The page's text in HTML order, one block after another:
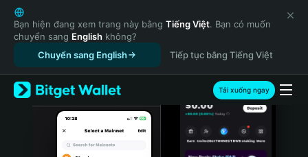
English
日本語
Tiếng Việt
Русский
Español (Latinoamérica)
Türkçe
Italiano
Bạn hiện đang xem trang này bằng Tiếng Việt. Bạn có muốn
chuyển sang English không?
Chuyển sang English
Tiếp tục bằng Tiếng Việt
Tải xuống ngay